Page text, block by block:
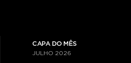
CAPA DO MÊS
JULHO 2026